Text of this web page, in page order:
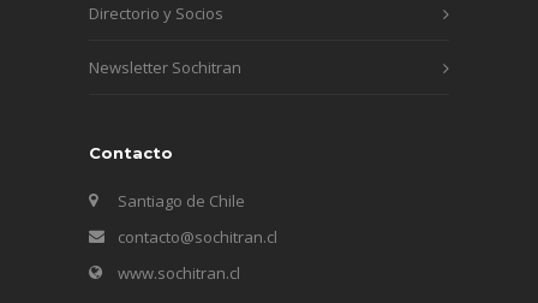
Directorio y Socios
Newsletter Sochitran
Contacto
Santiago de Chile
contacto@sochitran.cl
www.sochitran.cl